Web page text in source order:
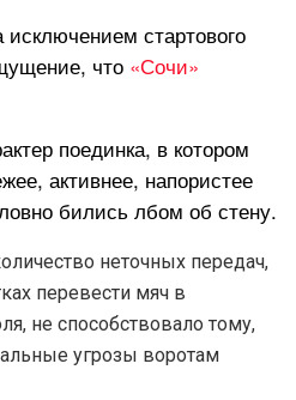
стартового
что «Сочи»
поединка, в котором
активнее, напористее
бились лбом об стену.
неточных передач,
перевести мяч в
не способствовало тому,
угрозы воротам